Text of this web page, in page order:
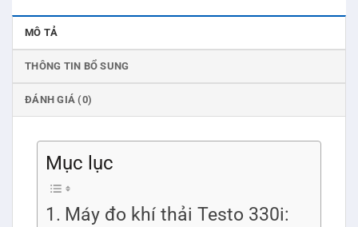
MÔ TẢ
THÔNG TIN BỔ SUNG
ĐÁNH GIÁ (0)
Mục lục
Máy đo khí thải Testo 330i: